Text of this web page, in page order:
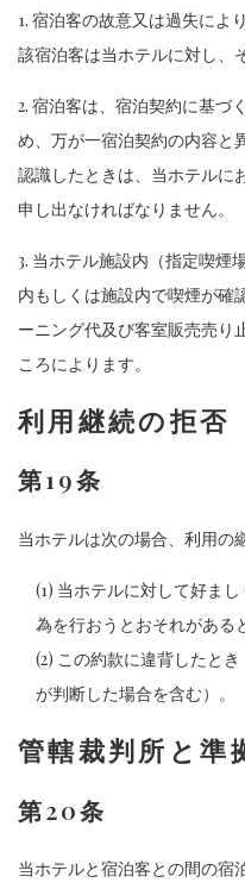
1. 宿泊客の故意又は過失によ
該宿泊客は当ホテルに対し、
2. 宿泊客は、宿泊契約に基づ
め、万が一宿泊契約の内容と
認識したときは、当ホテルに
申し出なければなりません。
3. 当ホテル施設内（指定喫煙
内もしくは施設内で喫煙が確
ーニング代及び客室販売売り
ころによります。
利用継続の拒否
第19条
当ホテルは次の場合、利用の
(1) 当ホテルに対して好ま
為を行おうとおそれがある
(2) この約款に違背したと
が判断した場合を含む）。
管轄裁判所と準
第20条
当ホテルと宿泊客との間の宿